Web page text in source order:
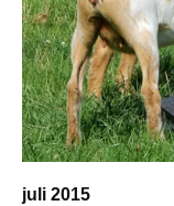
juli 2015